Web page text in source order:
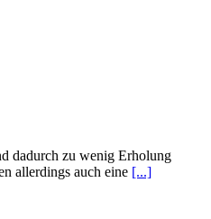
dadurch zu wenig Erholung
allerdings auch eine [...]